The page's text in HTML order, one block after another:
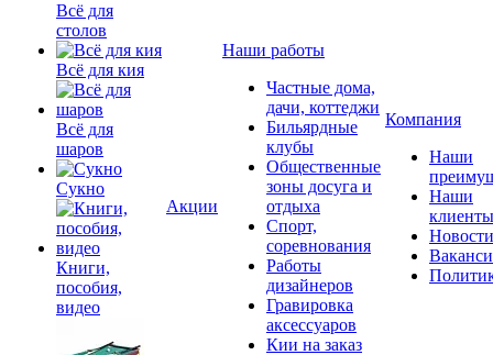
Всё для
столов
Всё для кия
Всё для
шаров
Сукно
Книги,
пособия,
видео
Акции
Наши работы
Частные дома,
дачи, коттеджи
Бильярдные
клубы
Общественные
зоны досуга и
отдыха
Спорт,
соревнования
Работы
дизайнеров
Гравировка
аксессуаров
Кии на заказ
Компания
Наши
Наши
клиенты
Новости